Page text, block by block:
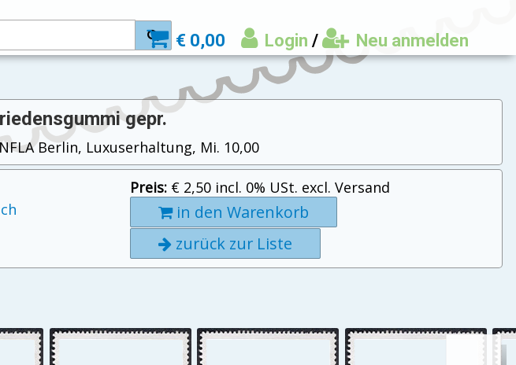
€ 0,00 Login / Neu anmelden
gepr.
Berlin, Luxuserhaltung, Mi. 10,00
Preis: € 2,50 incl. 0% USt. excl. Versand
in den Warenkorb
zurück zur Liste